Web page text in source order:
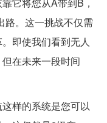
路。这一挑战不仅需
即使我们看到无人
在未来一段时间
样的系统是您可以